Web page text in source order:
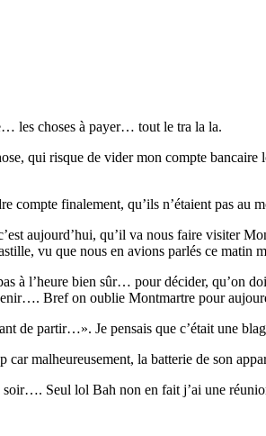
les choses à payer… tout le tra la la.
qui risque de vider mon compte
compte finalement, qu’ils n’étaient pas au
aujourd’hui, qu’il va nous faire visiter
vu que nous en avions parlés ce matin
l’heure bien sûr… pour décider, qu’on
Bref on oublie Montmartre pour
de partir…». Je pensais que c’était une
malheureusement, la batterie de son
Seul lol Bah non en fait j’ai une